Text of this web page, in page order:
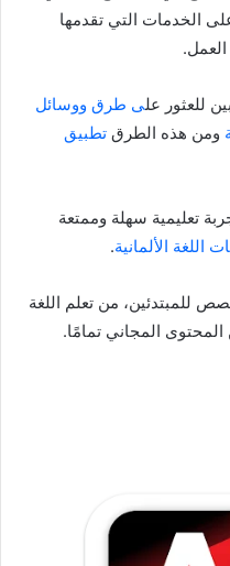
الخدمات التي تقدمها
العمل.
للعثور على طرق ووسائل
ومن هذه الطرق تطبيق
تعليمية سهلة وممتعة
اللغة الألمانية.
للمبتدئين، من تعلم اللغة
المجاني تمامًا.